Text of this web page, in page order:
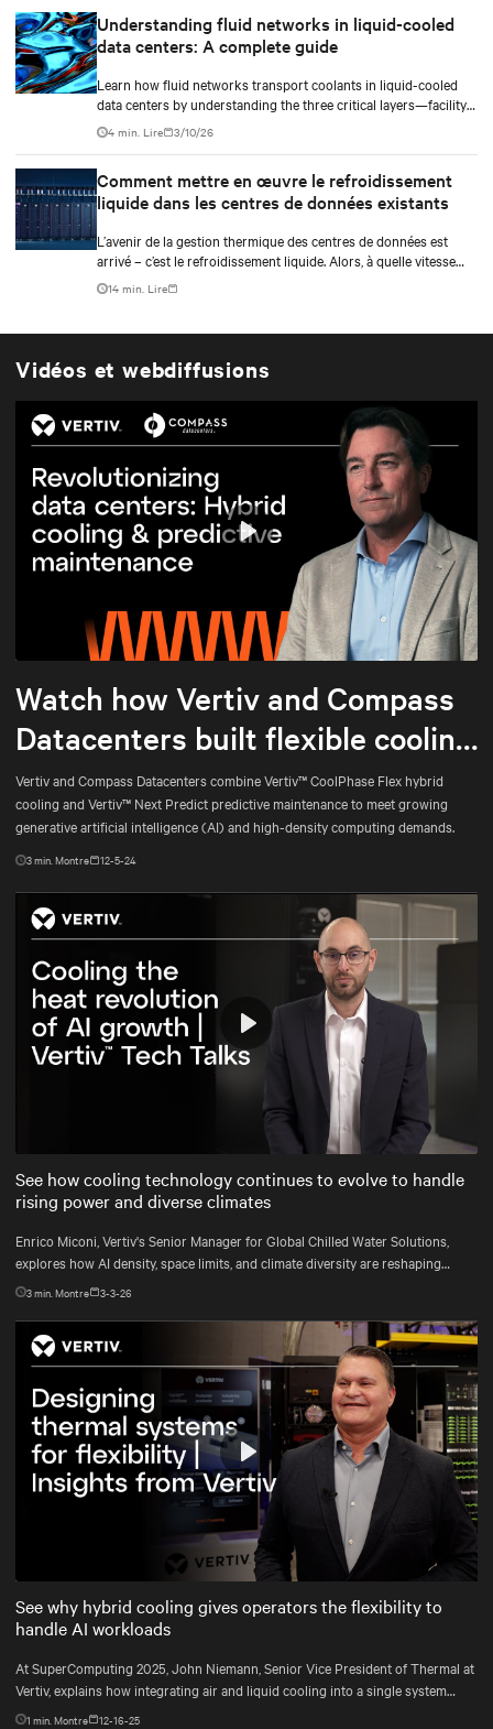
Understanding fluid networks in liquid-cooled
data centers: A complete guide
Learn how fluid networks transport coolants in liquid-cooled
data centers by understanding the three critical layers—facility
loop, row manifolds, and in-rack distribution—essential for
managing AI-driven heat loads exceeding 50 kW per rack.
4 min. Lire 3/10/26
Comment mettre en œuvre le refroidissement
liquide dans les centres de données existants
L’avenir de la gestion thermique des centres de données est
arrivé – c’est le refroidissement liquide. Alors, à quelle vitesse
allez-vous transférer les charges de travail à haute densité vers
les infrastructures de refroidissement hybrides?
14 min. Lire
Vidéos et webdiffusions
Mute Settings
Watch how Vertiv and Compass
Datacenters built flexible cooling
and predictive maintenance for
AI
Vertiv and Compass Datacenters combine Vertiv™ CoolPhase Flex hybrid
cooling and Vertiv™ Next Predict predictive maintenance to meet growing
generative artificial intelligence (AI) and high-density computing demands.
3min. Montre 12-5-24
Settings
Play
See how cooling technology continues to evolve to handle
rising power and diverse climates
Enrico Miconi, Vertiv's Senior Manager for Global Chilled Water Solutions,
explores how AI density, space limits, and climate diversity are reshaping
cooling and how Vertiv™ solutions meet these demands.
3min. Montre 3-3-26
Mute Settings
Play
See why hybrid cooling gives operators the flexibility to
handle AI workloads
At SuperComputing 2025, John Niemann, Senior Vice President of Thermal at
Vertiv, explains how integrating air and liquid cooling into a single system
gives operators the flexibility to handle changing workloads and plan for the
1 min. Montre 12-16-25